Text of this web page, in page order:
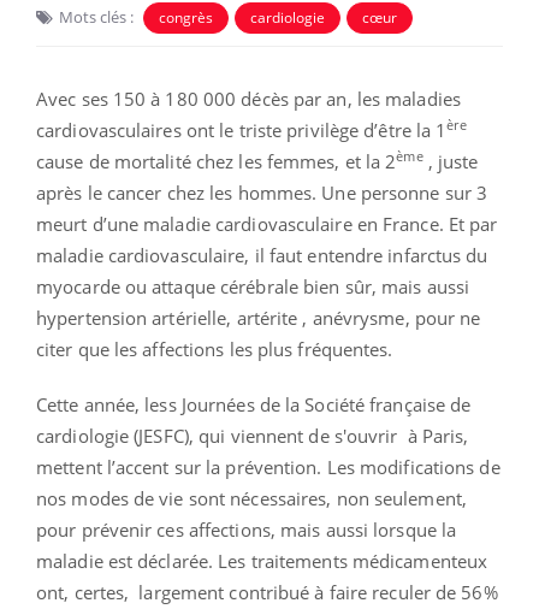
Mots clés : congrès cardiologie cœur
Avec ses 150 à 180 000 décès par an, les maladies
cardiovasculaires ont le triste privilège d’être la 1ère
cause de mortalité chez les femmes, et la 2ème, juste
après le cancer chez les hommes. Une personne sur 3
meurt d’une maladie cardiovasculaire en France. Et par
maladie cardiovasculaire, il faut entendre infarctus du
myocarde ou attaque cérébrale bien sûr, mais aussi
hypertension artérielle, artérite , anévrysme, pour ne
citer que les affections les plus fréquentes.
Cette année, less Journées de la Société française de
cardiologie (JESFC), qui viennent de s'ouvrir à Paris,
mettent l’accent sur la prévention. Les modifications de
nos modes de vie sont nécessaires, non seulement,
pour prévenir ces affections, mais aussi lorsque la
maladie est déclarée. Les traitements médicamenteux
ont, certes, largement contribué à faire reculer de 56%